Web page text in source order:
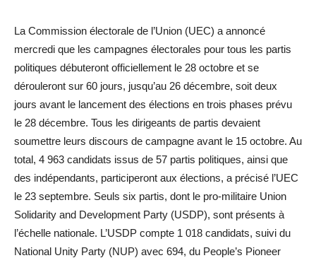
La Commission électorale de l’Union (UEC) a annoncé
mercredi que les campagnes électorales pour tous les partis
politiques débuteront officiellement le 28 octobre et se
dérouleront sur 60 jours, jusqu’au 26 décembre, soit deux
jours avant le lancement des élections en trois phases prévu
le 28 décembre. Tous les dirigeants de partis devaient
soumettre leurs discours de campagne avant le 15 octobre. Au
total, 4 963 candidats issus de 57 partis politiques, ainsi que
des indépendants, participeront aux élections, a précisé l’UEC
le 23 septembre. Seuls six partis, dont le pro-militaire Union
Solidarity and Development Party (USDP), sont présents à
l’échelle nationale. L’USDP compte 1 018 candidats, suivi du
National Unity Party (NUP) avec 694, du People’s Pioneer